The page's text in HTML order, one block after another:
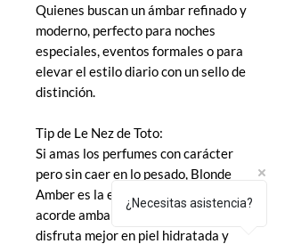
Quienes buscan un ámbar refinado y
moderno, perfecto para noches
especiales, eventos formales o para
elevar el estilo diario con un sello de
distinción.
Tip de Le Nez de Toto:
Si amas los perfumes con carácter
pero sin caer en lo pesado, Blonde
Amber es la elección perfecta. Su
acorde ambarado luminoso se
disfruta mejor en piel hidratada y
¿Necesitas asistencia?